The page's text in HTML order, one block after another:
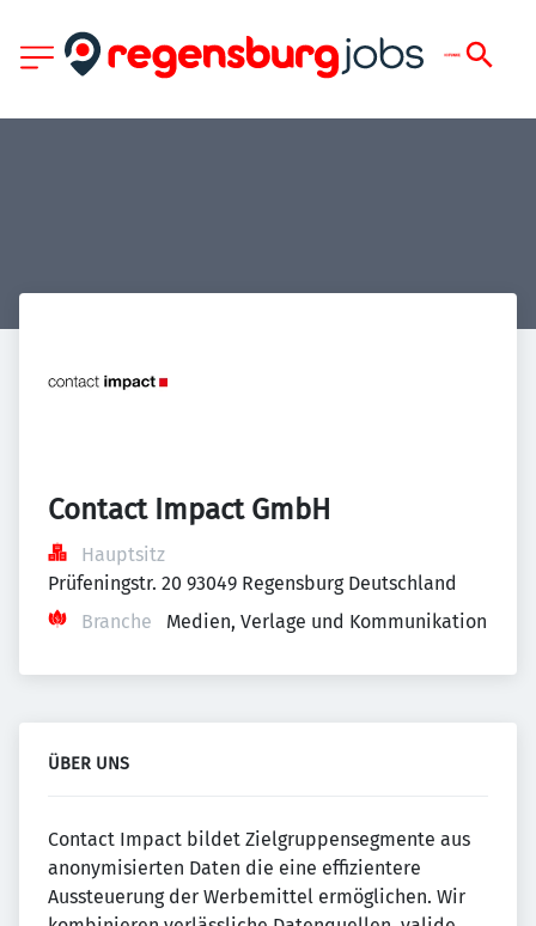
Contact Impact GmbH
Hauptsitz
Prüfeningstr. 20 93049 Regensburg Deutschland
Branche
Medien, Verlage und Kommunikation
ÜBER UNS
Contact Impact bildet Zielgruppensegmente aus
anonymisierten Daten die eine effizientere
Aussteuerung der Werbemittel ermöglichen. Wir